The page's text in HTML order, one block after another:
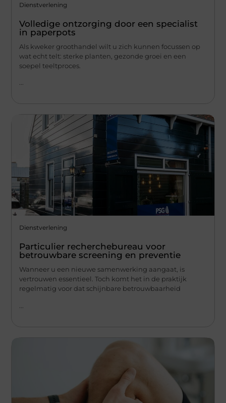
Dienstverlening
Volledige ontzorging door een specialist
in paperpots
Als kweker groothandel wilt u zich kunnen focussen op
wat echt telt: sterke planten, gezonde groei en een
soepel teeltproces.
...
Dienstverlening
Particulier recherchebureau voor
betrouwbare screening en preventie
Wanneer u een nieuwe samenwerking aangaat, is
vertrouwen essentieel. Toch komt het in de praktijk
regelmatig voor dat schijnbare betrouwbaarheid